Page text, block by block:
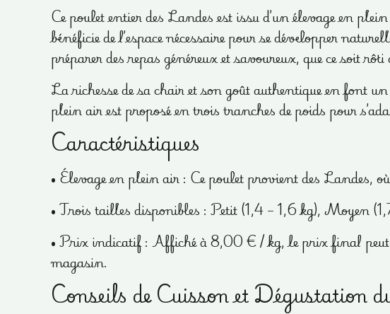
Ce poulet entier des Landes est issu d’un élevage en
bénéficie de l’espace nécessaire pour se développer
préparer des repas généreux et savoureux, que ce soit
La richesse de sa chair et son goût authentique en font
plein air est proposé en trois tranches de poids pour
Caractéristiques
• Élevage en plein air : Ce poulet provient des Landes,
• Trois tailles disponibles : Petit (1,4 – 1,6 kg), Moyen
• Prix indicatif : Affiché à 8,00 € / kg, le prix final peut
magasin.
Conseils de Cuisson et Dégustation